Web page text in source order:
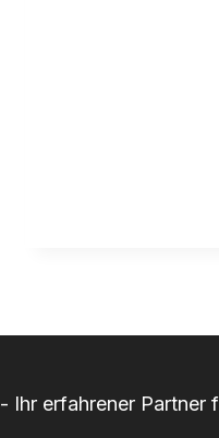
- Ihr erfahrener Partner